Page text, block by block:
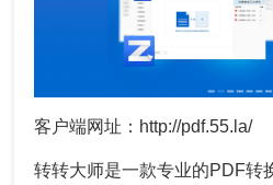
客户端网址：http://pdf.55.la/
转转大师是一款专业的PDF转